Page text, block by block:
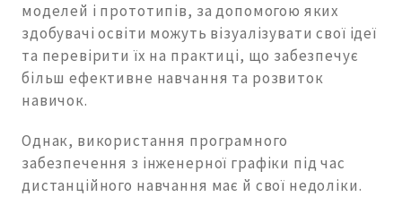
моделей і прототипів, за допомогою яких
здобувачі освіти можуть візуалізувати свої ідеї
та перевірити їх на практиці, що забезпечує
більш ефективне навчання та розвиток
навичок.
Однак, використання програмного
забезпечення з інженерної графіки під час
дистанційного навчання має й свої недоліки.